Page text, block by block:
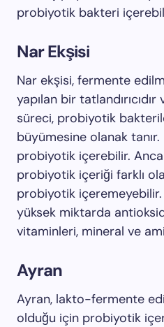
probiyotik bakteri
Nar Ekşisi
Nar ekşisi, fermente
yapılan bir
süreci, probiyotik
büyümesine olanak
probiyotik içerebilir.
probiyotik içeriği farklı
probiyotik içeremeyebilir.
yüksek miktarda
vitaminleri, mineral ve
Ayran
Ayran, lakto-fermente
olduğu için probiyotik